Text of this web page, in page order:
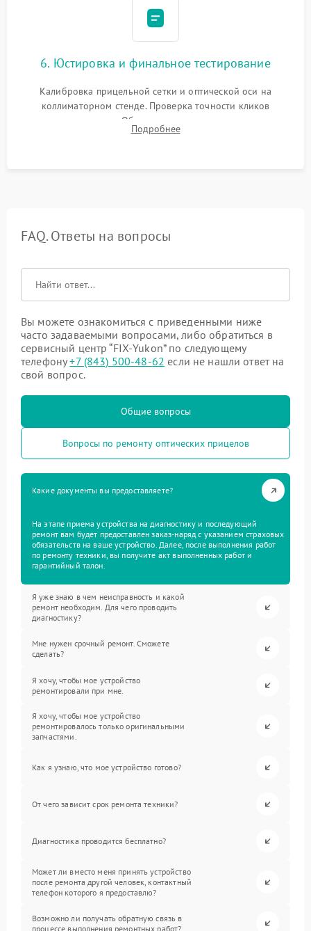
6. Юстировка и финальное тестирование
Калибровка прицельной сетки и оптической оси на
коллиматорном стенде. Проверка точности кликов
механизма поправок. Обязательное испытание прицела на
ударном стенде для проверки устойчивости к отдаче и
Подробнее
FAQ. Ответы на вопросы
Вы можете ознакомиться с приведенными ниже
часто задаваемыми вопросами, либо обратиться в
сервисный центр “FIX-Yukon” по следующему
телефону+7 (843) 500-48-62 если не нашли ответ на
свой вопрос.
Общие вопросы
Вопросы по ремонту оптических прицелов
Какие документы вы предоставляете?
На этапе приема устройства на диагностику и последующий
ремонт вам будет предоставлен заказ-наряд с указанием страховых
обязательств на ваше устройство. Далее, после выполнения работ
по ремонту техники, вы получите акт выполненных работ и
гарантийный талон.
Я уже знаю в чем неисправность и какой
ремонт необходим. Для чего проводить
диагностику?
Мне нужен срочный ремонт. Сможете
сделать?
Я хочу, чтобы мое устройство
ремонтировали при мне.
Я хочу, чтобы мое устройство
ремонтировалось только оригинальными
запчастями.
Как я узнаю, что мое устройство готово?
От чего зависит срок ремонта техники?
Диагностика проводится бесплатно?
Может ли вместо меня принять устройство
после ремонта другой человек, контактный
телефон которого я предоставлю?
Возможно ли получать обратную связь в
процессе выполнения ремонтных работ?